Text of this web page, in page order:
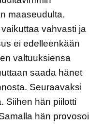
maaseudulta.
vahvasti ja
ei edelleenkään
valtuuksiensa
saada hänet
Seuraavaksi
Siihen hän piilotti
hän provosoi